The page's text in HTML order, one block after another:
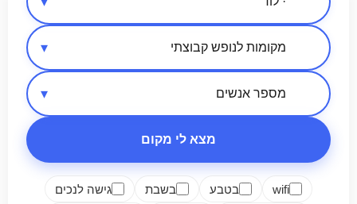
אזור בארץ
סיווג מקום
מספר אנשים
מצא לי מקום
wifi בטבע בשבת
גישה לנכים